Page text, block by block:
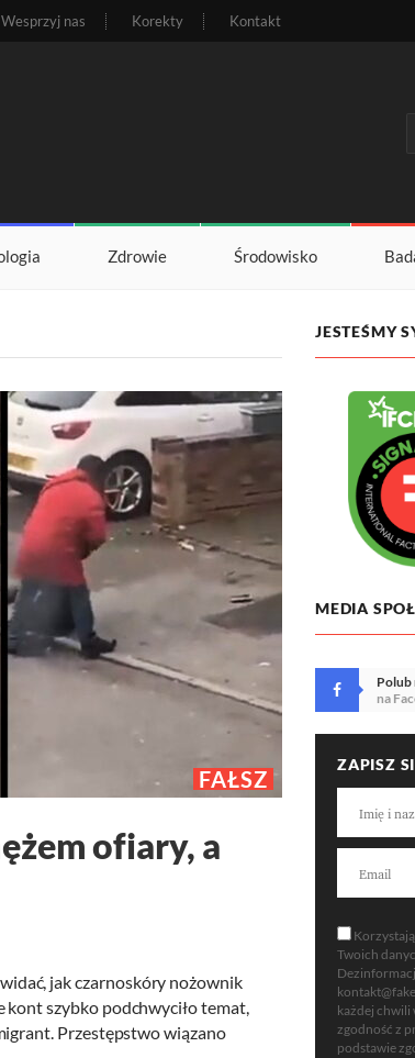
Wesprzyj nas Korekty Kontakt
Zdrowie Środowisko
FAŁSZ
ofiary, a
jak czarnoskóry nożownik
kont szybko podchwyciło temat,
Przestępstwo wiązano
JESTEŚMY
MEDIA
Polub
na
ZAPISZ
Twoich
każdej chwili
zgodność z
podstawie